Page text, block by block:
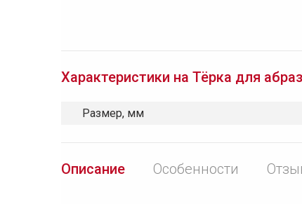
Характеристики на Тёрка для
Размер, мм
Описание Особенности